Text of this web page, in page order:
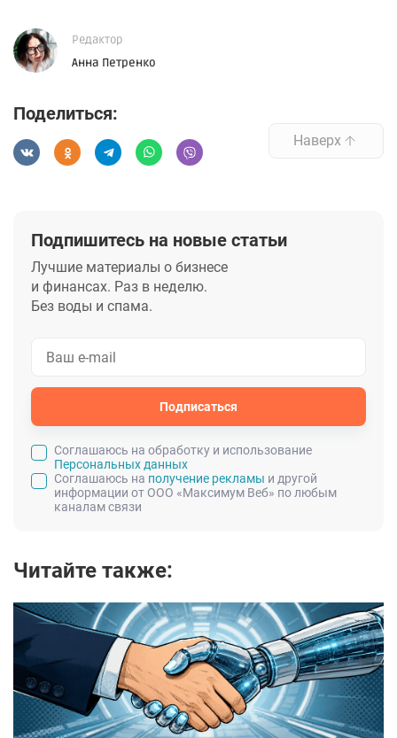
Редактор
Анна Петренко
Поделиться:
Наверх
Подпишитесь на новые статьи
Лучшие материалы о бизнесе
и финансах. Раз в неделю.
Без воды и спама.
Подписаться
Cоглашаюсь на обработку и использование
Персональных данных
Соглашаюсь на получение рекламы и другой
информации от ООО «Максимум Веб» по любым
каналам связи
Читайте также: